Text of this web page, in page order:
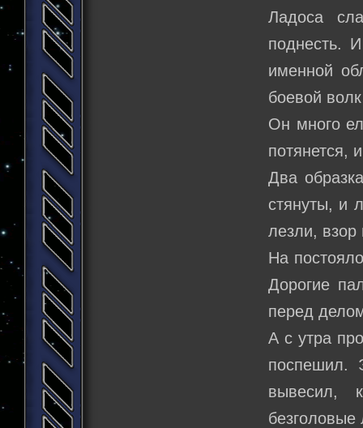
Ладоса
поднесть.
именной
боевой
Он много
потянется,
Два
стянуты, и
лезли, взор
На
Дорогие
перед
А с утра
поспешил.
вывесил,
безголовые